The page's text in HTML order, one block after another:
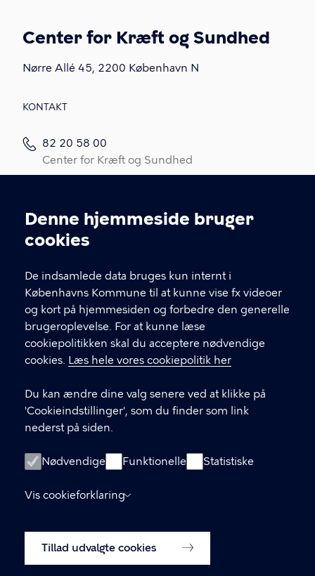
Cookieindstillinger
Denne hjemmeside bruger
cookies
De indsamlede data bruges kun internt i
Københavns Kommune til at kunne vise fx videoer
og kort på hjemmesiden og forbedre den generelle
brugeroplevelse. For at kunne læse
cookiepolitikken skal du acceptere nødvendige
cookies. Læs hele vores cookiepolitik her
Du kan ændre dine valg senere ved at klikke på
'Cookieindstillinger', som du finder som link
nederst på siden.
Nødvendige Funktionelle Statistiske
Vis cookieforklaring
Tillad udvalgte cookies
Center for Kræft og Sundhed
Nørre Allé 45, 2200 København N
KONTAKT
82 20 58 00
Center for Kræft og Sundhed
Kontakt os
Det er vigtigt, du udfylder et spørgeskema i
forbindelse med din indledende, opfølgende
eller afsluttende samtale med din
kontaktperson.
In English
Praktisk information
Tilgængelighedserklæring
Cookiepolitik